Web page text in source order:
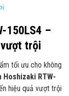
150LS4 –
vượt trội
tối ưu cho không
Hoshizaki RTW-
hiệu quả vượt trội